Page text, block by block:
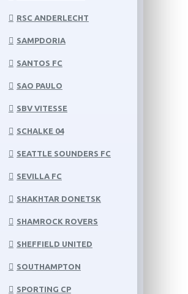
RSC ANDERLECHT
SAMPDORIA
SANTOS FC
SAO PAULO
SBV VITESSE
SCHALKE 04
SEATTLE SOUNDERS FC
SEVILLA FC
SHAKHTAR DONETSK
SHAMROCK ROVERS
SHEFFIELD UNITED
SOUTHAMPTON
SPORTING CP